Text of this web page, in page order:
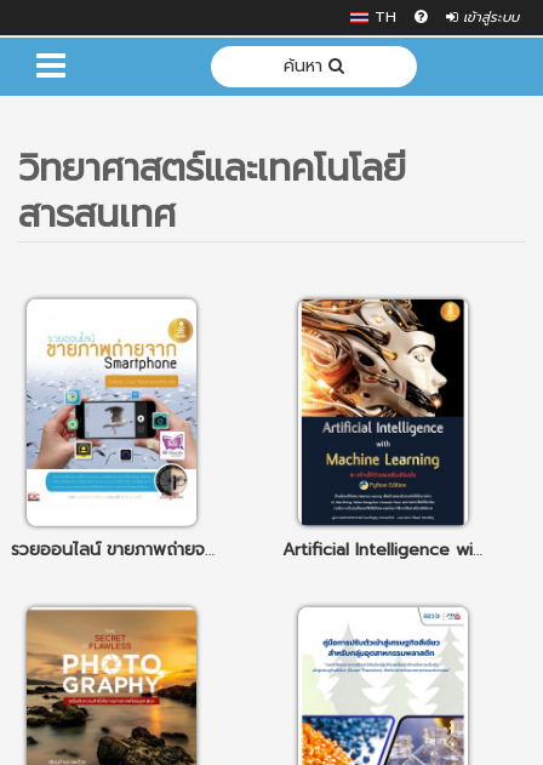
TH เข้าสู่ระบบ
ค้นหา
วิทยาศาสตร์และเทคโนโลยี
สารสนเทศ
รวยออนไลน์ ขายภาพถ่ายจาก Smartphone Artificial Intelligence with Machine Learning, AI สร้างได้ด้วยแมชชีนเลิร์นนิ่ง